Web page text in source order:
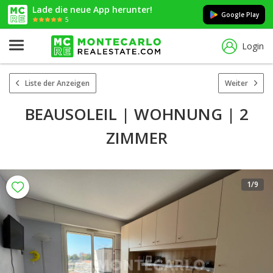
Lade die neue App herunter!
5
Google Play
Login
Liste der Anzeigen Weiter
BEAUSOLEIL | WOHNUNG | 2
ZIMMER
1/9